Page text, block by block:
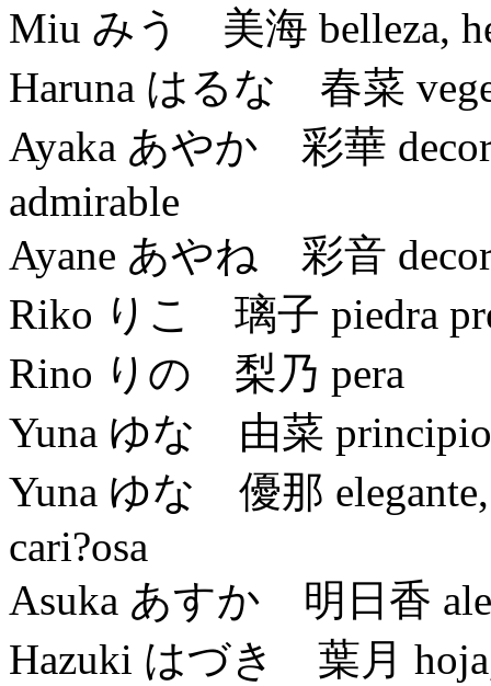
Miu みう 美海 belleza,
Haruna はるな 春菜
Ayaka あやか 彩華
admirable
Ayane あやね 彩音
Riko りこ 璃子 piedra
Rino りの 梨乃 pera
Yuna ゆな 由菜
Yuna ゆな 優那 elegante,
cari?osa
Asuka あすか 明日香
Hazuki はづき 葉月 hoja,